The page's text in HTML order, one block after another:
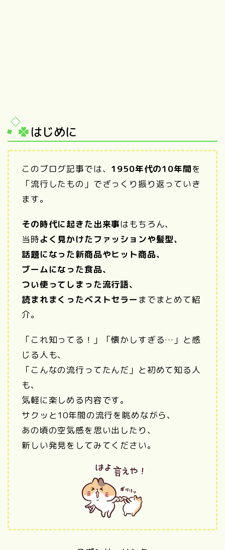
はじめに
このブログ記事では、 1950年代の10年間を
「流行したもの」でざっくり振り返っていき
ます。
その時代に起きた出来事はもちろん、
当時よく見かけたファッションや髪型、
話題になった新商品やヒット商品、
ブームになった食品、
つい使ってしまった流行語、
読まれまくったベストセラー までまとめて紹
介。
「これ知ってる！」「懐かしすぎる…」と感
じる人も、
「こんなの流行ってたんだ」と初めて知る人
も、
気軽に楽しめる内容です。
サクッと10年間の流行を眺めながら、
あの頃の空気感を思い出したり、
新しい発見をしてみてください。